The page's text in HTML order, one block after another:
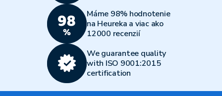
Máme 98% hodnotenie
na Heureka a viac ako
12000 recenzií
We guarantee quality
with ISO 9001:2015
certification